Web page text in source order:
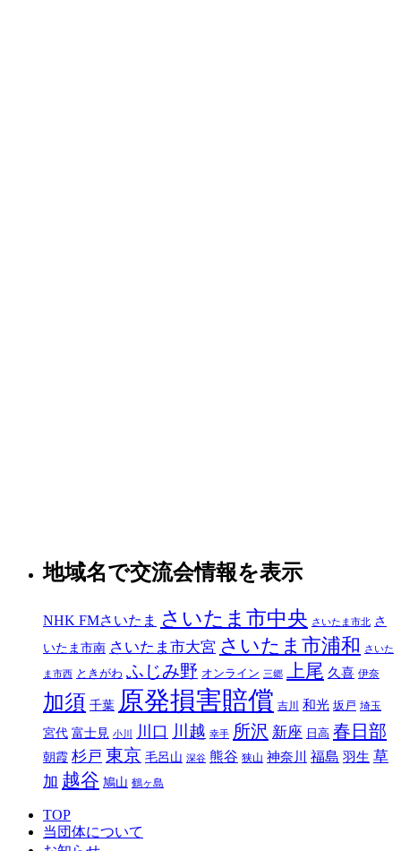
地域名で交流会情報を表示
NHK FMさいたま さいたま市中央 さいたま市北 さ
いたま市南 さいたま市大宮 さいたま市浦和 さいた
ま市西 ときがわ ふじみ野 オンライン 三郷 上尾 久喜 伊奈
加須 千葉 原発損害賠償 吉川 和光 坂戸 埼玉
宮代 富士見 小川 川口 川越 幸手 所沢 新座 日高 春日部
朝霞 杉戸 東京 毛呂山 深谷 熊谷 狭山 神奈川 福島 羽生 草
加 越谷 鳩山 鶴ヶ島
TOP
当団体について